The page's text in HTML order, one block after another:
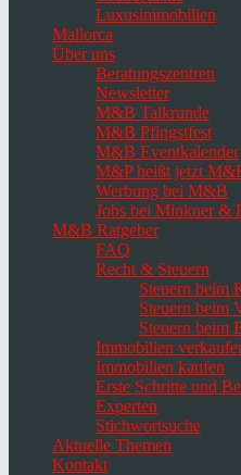
Luxusimmobilien
Mallorca
Über uns
Beratungszentren
Newsletter
M&B Talkrunde
M&B Pfingstfest
M&B Eventkalender
M&P heißt jetzt
Werbung bei M&B
Jobs bei Minkner &
M&B Ratgeber
FAQ
Recht & Steuern
Steuern beim
Steuern beim
Steuern beim
Immobilien
Immobilien kaufen
Erste Schritte und
Experten
Stichwortsuche
Aktuelle Themen
Kontakt